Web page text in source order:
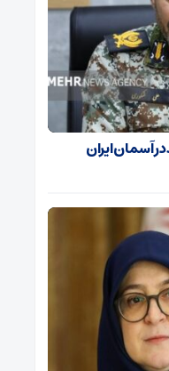
آسمان ایران